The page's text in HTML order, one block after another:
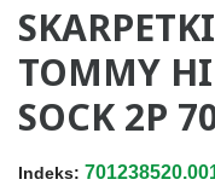
TOMMY
SOCK 2P
Indeks: